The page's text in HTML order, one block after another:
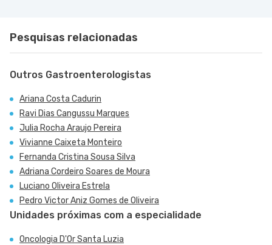
Pesquisas relacionadas
Outros Gastroenterologistas
Ariana Costa Cadurin
Ravi Dias Cangussu Marques
Julia Rocha Araujo Pereira
Vivianne Caixeta Monteiro
Fernanda Cristina Sousa Silva
Adriana Cordeiro Soares de Moura
Luciano Oliveira Estrela
Pedro Victor Aniz Gomes de Oliveira
Unidades próximas com a especialidade
Oncologia D'Or Santa Luzia